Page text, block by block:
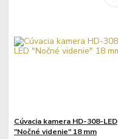
Cúvacia kamera HD-308-LED
"Nočné videnie" 18 mm